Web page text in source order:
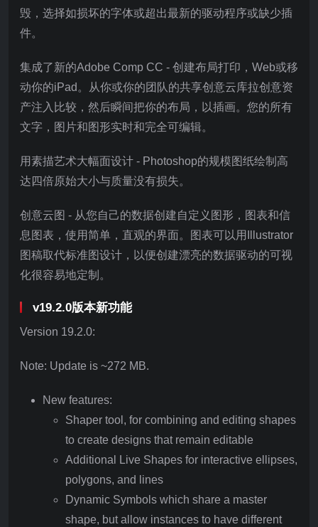
毁，选择如损坏的字体或超出最新的驱动程序或缺少插
件。
集成了新的Adobe Comp CC - 创建布局打印，Web或移
动你的iPad。从你或你的团队的共享创意云库拉创意资
产注入比较，然后瞬间把你的布局，以插画。您的所有
文字，图片和图形实时和完全可编辑。
用素描艺术大幅面设计 - Photoshop的规模图纸绘制高
达四倍原始大小与质量没有损失。
创意云图 - 从您自己的数据创建自定义图形，图表和信
息图表，使用简单，直观的界面。图表可以用Illustrator
图稿取代标准图设计，以便创建漂亮的数据驱动的可视
化很容易地定制。
v19.2.0版本新功能
Version 19.2.0:
Note: Update is ~272 MB.
New features:
Shaper tool, for combining and editing shapes
to create designs that remain editable
Additional Live Shapes for interactive ellipses,
polygons, and lines
Dynamic Symbols which share a master
shape, but allow instances to have different